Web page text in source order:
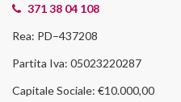
371 38 04 108
Rea: PD–437208
Partita Iva: 05023220287
Capitale Sociale: €10.000,00